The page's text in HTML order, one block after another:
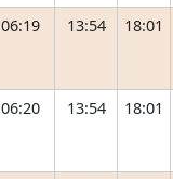
06:19 13:54 18:01
06:20 13:54 18:01